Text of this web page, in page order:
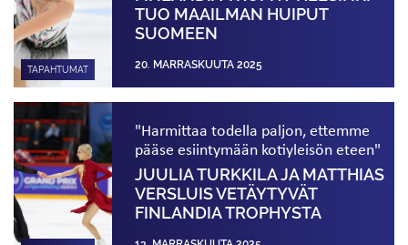
TAPAHTUMAT
TUO MAAILMAN HUIPUT
SUOMEEN
20. MARRASKUUTA 2025
"Harmittaa todella paljon, ettemme
pääse esiintymään kotiyleisön eteen"
JUULIA TURKKILA JA MATTHIAS
VERSLUIS VETÄYTYVÄT
FINLANDIA TROPHYSTA